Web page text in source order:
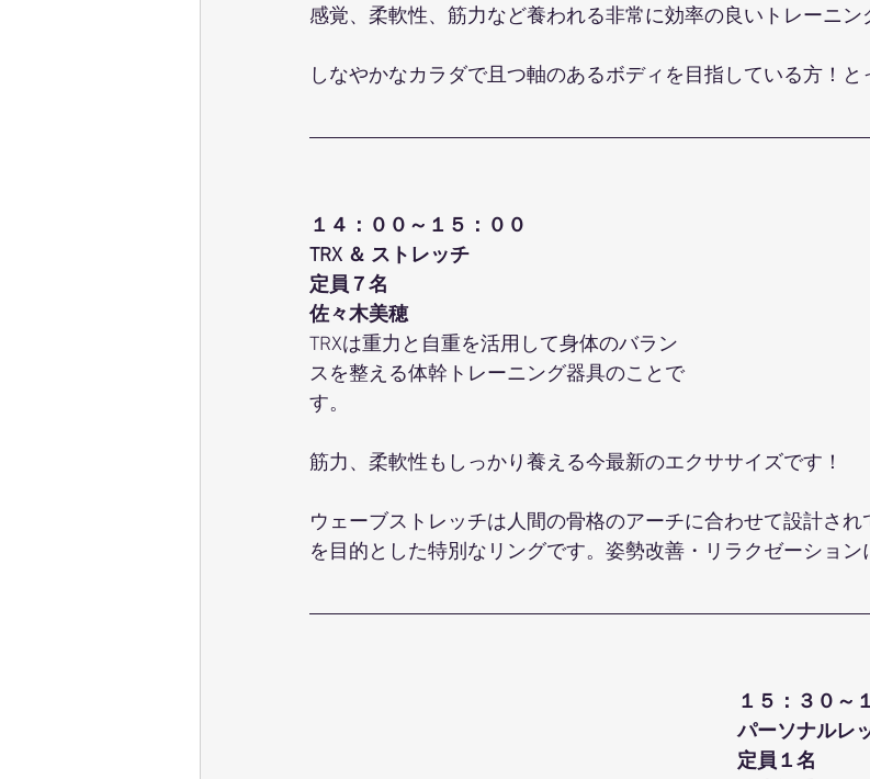
感覚、柔軟性、筋力など養われる非常に効率の良いトレーニン
しなやかなカラダで且つ軸のあるボディを目指している方！と
１４：００～１５：００
TRX ＆ ストレッチ
定員７名
佐々木美穂
TRXは重力と自重を活用して身体のバラン
スを整える体幹トレーニング器具のことで
す。
筋力、柔軟性もしっかり養える今最新のエクササイズです！
ウェーブストレッチは人間の骨格のアーチに合わせて設計され
を目的とした特別なリングです。姿勢改善・リラクゼーション
１５：３０～
パーソナルレ
定員１名